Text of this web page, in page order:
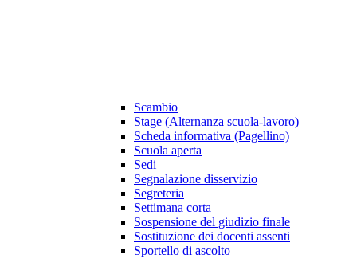
Scambio
Stage (Alternanza scuola-lavoro)
Scheda informativa (Pagellino)
Scuola aperta
Sedi
Segnalazione disservizio
Segreteria
Settimana corta
Sospensione del giudizio finale
Sostituzione dei docenti assenti
Sportello di ascolto